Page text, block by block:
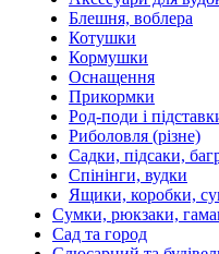
Блешня, воблера
Котушки
Кормушки
Оснащення
Прикормки
Род-поди і
Риболовля (різне)
Садки, підсаки,
Спінінги, вудки
Ящики, коробки,
Сумки, рюкзаки,
Сад та город